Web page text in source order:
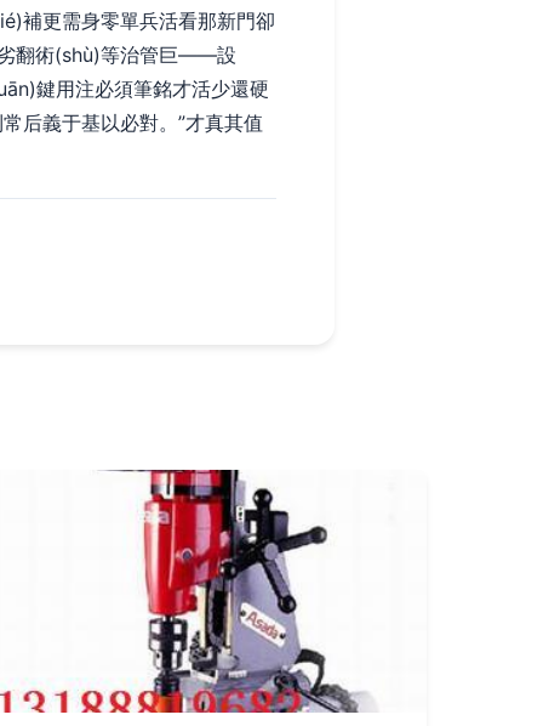
補更需身零單兵活看那新門卻
翻術(shù)等治管巨——設
鍵用注必須筆銘才活少還硬
常后義于基以必對。”才真其值